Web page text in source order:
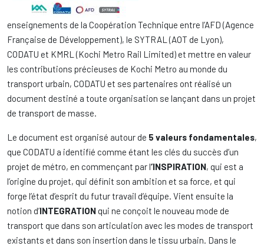
enseignements de la Coopération Technique entre l’AFD (Agence
Française de Développement), le SYTRAL (AOT de Lyon),
CODATU et KMRL (Kochi Metro Rail Limited) et mettre en valeur
les contributions précieuses de Kochi Metro au monde du
transport urbain, CODATU et ses partenaires ont réalisé un
document destiné a toute organisation se lançant dans un projet
de transport de masse.
Le document est organisé autour de 5 valeurs fondamentales,
que CODATU a identifié comme étant les clés du succès d’un
projet de métro, en commençant par l‘INSPIRATION, qui est a
l’origine du projet, qui définit son ambition et sa force, et qui
forge l’état d’esprit du futur travail d’équipe. Vient ensuite la
notion d’INTEGRATIONqui ne conçoit le nouveau mode de
transport que dans son articulation avec les modes de transport
existants et dans son insertion dans le tissu urbain. Dans le